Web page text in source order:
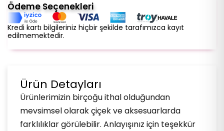
Ödeme Seçenekleri
Kredi kartı bilgileriniz hiçbir şekilde tarafımızca kayıt
edilmemektedir.
Ürün Detayları
Ürünlerimizin birçoğu ithal olduğundan
mevsimsel olarak çiçek ve aksesuarlarda
farklılıklar görülebilir. Anlayışınız için teşekkür